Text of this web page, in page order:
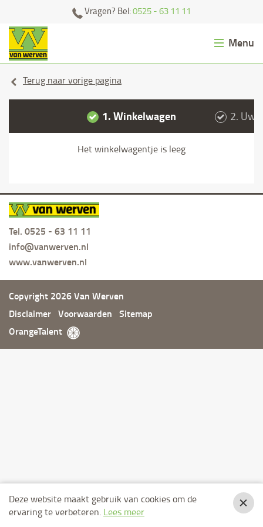
content
Vragen? Bel:0525 - 63 11 11
Menu
Afvalcontainer huren
Zand/grond bestellen
Klantenservice
Winkelwagen
Terug naar vorige pagina
1.Winkelwagen 2. Uw
Het winkelwagentje is leeg
Tel. 0525 - 63 11 11
info@vanwerven.nl
www.vanwerven.nl
Copyright 2026 Van Werven
Disclaimer Voorwaarden Sitemap
OrangeTalent
Deze website maakt gebruik van cookies om de
ervaring te verbeteren. Lees meer